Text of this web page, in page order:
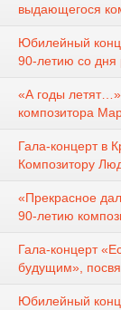
выдающегося
Юбилейный
90-летию со
«А годы
композитора
Гала-концерт
Композитору
«Прекрасное
90-летию
Гала-концерт
будущим»,
Юбилейный